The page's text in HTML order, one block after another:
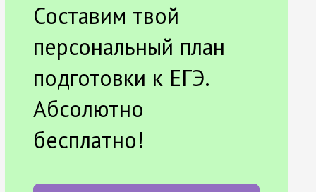
Составим твой
персональный план
подготовки к ЕГЭ.
Абсолютно
бесплатно!